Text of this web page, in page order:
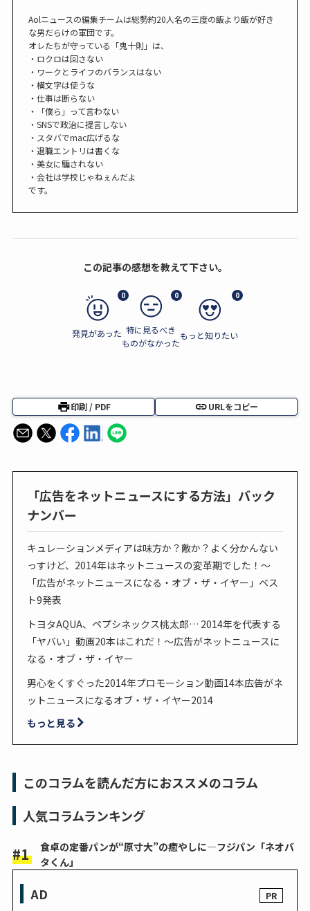
Aolニュースの編集チームは総勢約20人名の三度の飯より飯が好き
な男だらけの軍団です。
オレたちが守っている「鬼十則」は、
・ロクロは回さない
・ワークとライフのバランスはない
・横文字は使うな
・仕事は断らない
・「僕ら」って言わない
・SNSで政治に提言しない
・スタバでmac広げるな
・退職エントリは書くな
・美女に騙されない
・会社は学校じゃねぇんだよ
です。
この記事の感想を教えて下さい。
0
発見があった
0
特に見るべき
ものがなかった
0
もっと知りたい
印刷 / PDF URLをコピー
「広告をネットニュースにする方法」バック
ナンバー
キュレーションメディアは味方か？敵か？よく分かんない
っすけど、2014年はネットニュースの変革期でした！～
「広告がネットニュースになる・オブ・ザ・イヤー」ベス
ト9発表
トヨタAQUA、ペプシネックス桃太郎… 2014年を代表する
「ヤバい」動画20本はこれだ！～広告がネットニュースに
なる・オブ・ザ・イヤー
男心をくすぐった2014年プロモーション動画14本――広告がネ
ットニュースになるオブ・ザ・イヤー2014
もっと見る
このコラムを読んだ方におススメのコラム
人気コラムランキング
食卓の定番パンが“原寸大”の癒やしに―フジパン「ネオバ
タくん」
AD